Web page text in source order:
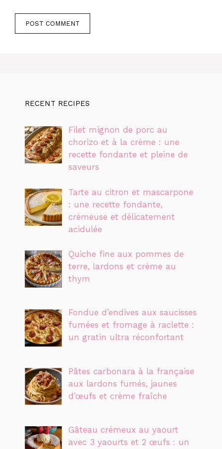
RECENT RECIPES
Filet mignon de porc au
chorizo et à la crème : une
recette fondante et pleine de
saveurs
Tarte au citron et mascarpone
: une recette fondante,
crémeuse et délicatement
acidulée
Quiche fine aux pommes de
terre, lardons et crème au
thym
Fondue d’endives aux saucisses
fumées et fromage à raclette :
un gratin ultra réconfortant
Pâtes carbonara à la française
aux lardons fumés, jaunes
d’œufs et crème fraîche
Gâteau crémeux au yaourt
avec 3 yaourts et 2 œufs : un